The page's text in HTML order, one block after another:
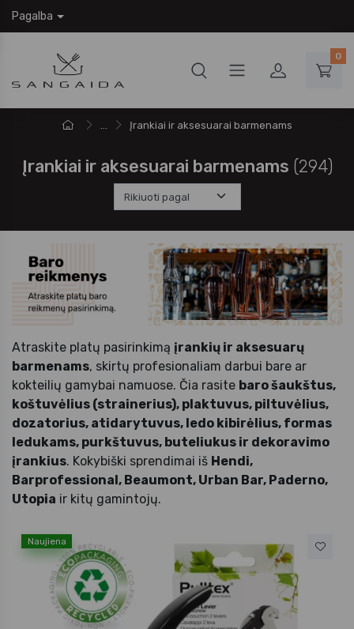
Pagalba
0
... Įrankiai ir aksesuarai barmenams
Įrankiai ir aksesuarai barmenams (294)
Atraskite platų pasirinkimą įrankių ir aksesuarų
barmenams, skirtų profesionaliam darbui bare ar
kokteilių gamybai namuose. Čia rasite baro šaukštus,
koštuvėlius (strainerius), plaktuvus, piltuvėlius,
dozatorius, atidarytuvus, ledo kibirėlius, formas
ledukams, purkštuvus, buteliukus ir dekoravimo
įrankius. Kokybiški sprendimai iš Hendi,
Barprofessional, Beaumont, Urban Bar, Paderno,
Utopia ir kitų gamintojų.
Naujiena